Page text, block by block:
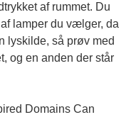
af rummet. Du
lamper du vælger, da
lyskilde, så prøv med
og en anden der står